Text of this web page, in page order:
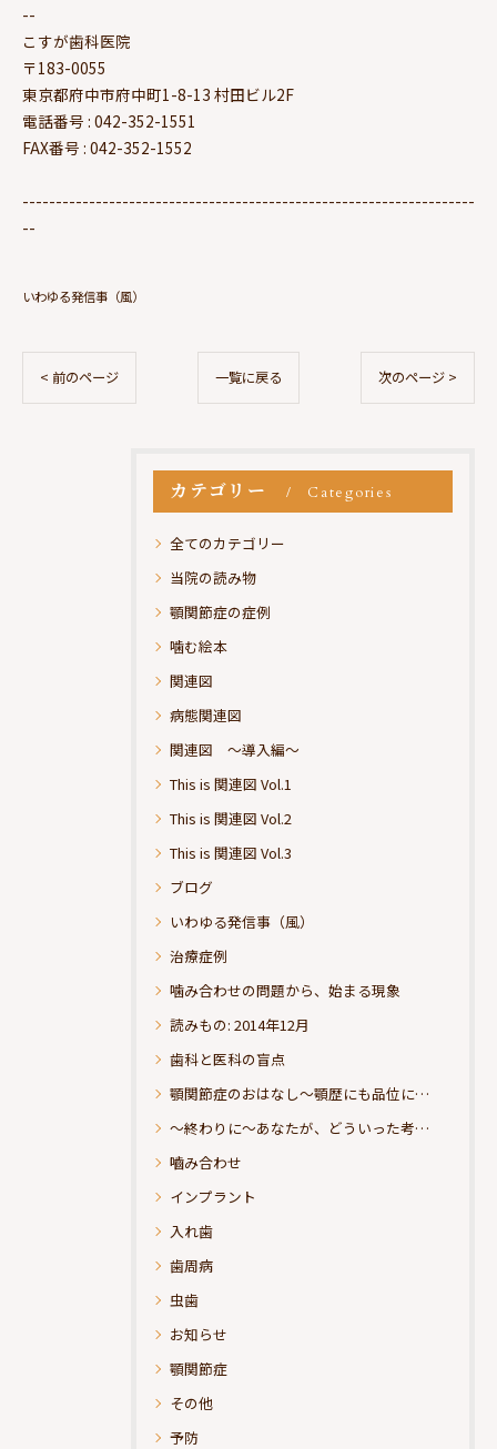
--
こすが歯科医院
〒183-0055
東京都府中市府中町1-8-13 村田ビル2F
電話番号 : 042-352-1551
FAX番号 : 042-352-1552
--------------------------------------------------------------------
--
いわゆる発信事（風）
< 前のページ 一覧に戻る 次のページ >
カテゴリー Categories
全てのカテゴリー
当院の読み物
顎関節症の症例
噛む絵本
関連図
病態関連図
関連図 ～導入編～
This is 関連図 Vol.1
This is 関連図 Vol.2
This is 関連図 Vol.3
ブログ
いわゆる発信事（風）
治療症例
噛み合わせの問題から、始まる現象
読みもの: 2014年12月
歯科と医科の盲点
顎関節症のおはなし～顎歴にも品位にこだわりたい
～終わりに～あなたが、どういった考えの治療をお求めになられるのか？
嚙み合わせ
インプラント
入れ歯
歯周病
虫歯
お知らせ
顎関節症
その他
予防